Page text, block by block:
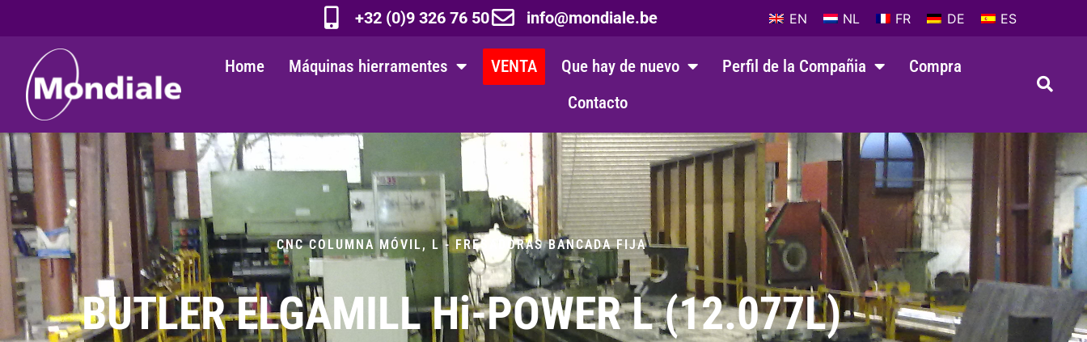
+32 (0)9 326 76 50 info@mondiale.be EN NL FR DE ES
Home Máquinas hierramentes VENTA Que hay de nuevo Perfil de la Compañia
Compra
Contacto
CNC COLUMNA MÓVIL, L - FRESADORAS BANCADA FIJA
BUTLER ELGAMILL Hi-POWER L (12.077L)